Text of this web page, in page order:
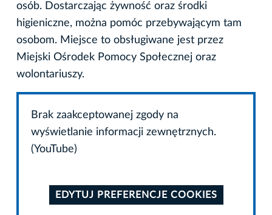
osób. Dostarczając żywność oraz środki
higieniczne, można pomóc przebywającym tam
osobom. Miejsce to obsługiwane jest przez
Miejski Ośrodek Pomocy Społecznej oraz
wolontariuszy.
Brak zaakceptowanej zgody na
wyświetlanie informacji zewnętrznych.
(YouTube)
EDYTUJ PREFERENCJE COOKIES